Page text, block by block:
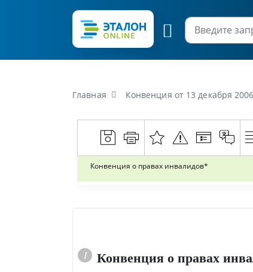
Главная Конвенция от 13 декабря
Конвенция о правах инвалидов*
Конвенция о правах